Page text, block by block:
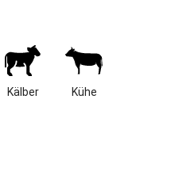
eingerichtete
4 km vom Bade- und
Liegewiese mit gemütlichem
und Pool im
Kälber Kühe